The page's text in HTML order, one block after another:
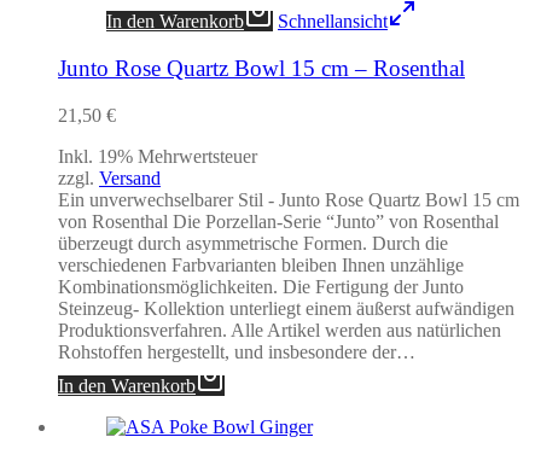
In den Warenkorb
Schnellansicht
Junto Rose Quartz Bowl 15 cm – Rosenthal
21,50 €
Inkl. 19% Mehrwertsteuer
zzgl. Versand
Ein unverwechselbarer Stil - Junto Rose Quartz Bowl 15 cm
von Rosenthal Die Porzellan-Serie “Junto” von Rosenthal
überzeugt durch asymmetrische Formen. Durch die
verschiedenen Farbvarianten bleiben Ihnen unzählige
Kombinationsmöglichkeiten. Die Fertigung der Junto
Steinzeug- Kollektion unterliegt einem äußerst aufwändigen
Produktionsverfahren. Alle Artikel werden aus natürlichen
Rohstoffen hergestellt, und insbesondere der…
In den Warenkorb